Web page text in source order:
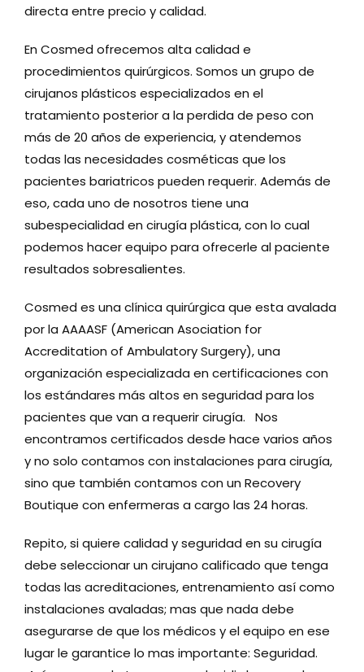
directa entre precio y calidad.
En Cosmed ofrecemos alta calidad e
procedimientos quirúrgicos. Somos un grupo de
cirujanos plásticos especializados en el
tratamiento posterior a la perdida de peso con
más de 20 años de experiencia, y atendemos
todas las necesidades cosméticas que los
pacientes bariatricos pueden requerir. Además de
eso, cada uno de nosotros tiene una
subespecialidad en cirugía plástica, con lo cual
podemos hacer equipo para ofrecerle al paciente
resultados sobresalientes.
Cosmed es una clínica quirúrgica que esta avalada
por la AAAASF (American Asociation for
Accreditation of Ambulatory Surgery), una
organización especializada en certificaciones con
los estándares más altos en seguridad para los
pacientes que van a requerir cirugía. Nos
encontramos certificados desde hace varios años
y no solo contamos con instalaciones para cirugía,
sino que también contamos con un Recovery
Boutique con enfermeras a cargo las 24 horas.
Repito, si quiere calidad y seguridad en su cirugía
debe seleccionar un cirujano calificado que tenga
todas las acreditaciones, entrenamiento así como
instalaciones avaladas; mas que nada debe
asegurarse de que los médicos y el equipo en ese
lugar le garantice lo mas importante: Seguridad.